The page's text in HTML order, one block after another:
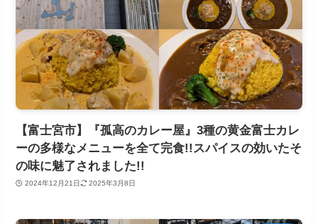
【富士宮市】『孤高のカレー屋』3種の黄金富士カレ
ーの多様なメニューを全て完食!!スパイスの効いたそ
の味に魅了されました!!
2024年12月21日 2025年3月8日